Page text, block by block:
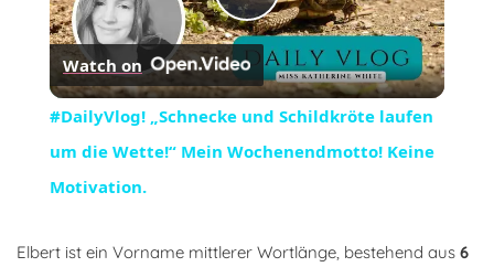
Play
Video
Watch on
#DailyVlog! „Schnecke und Schildkröte laufen
um die Wette!“ Mein Wochenendmotto! Keine
Motivation.
Elbert ist ein Vorname mittlerer Wortlänge, bestehend aus 6